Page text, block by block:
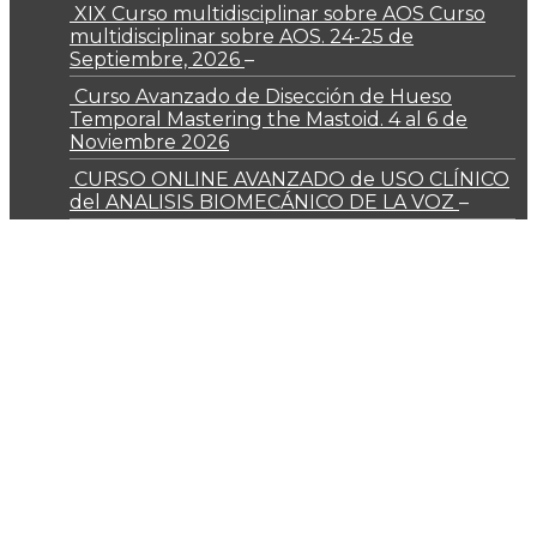
XIX Curso multidisciplinar sobre AOS Curso
multidisciplinar sobre AOS. 24-25 de
Septiembre, 2026 –
Curso Avanzado de Disección de Hueso
Temporal Mastering the Mastoid. 4 al 6 de
Noviembre 2026
CURSO ONLINE AVANZADO de USO CLÍNICO
del ANALISIS BIOMECÁNICO DE LA VOZ –